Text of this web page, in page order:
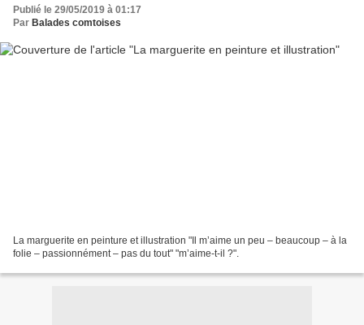
Publié le 29/05/2019 à 01:17
Par Balades comtoises
La marguerite en peinture et illustration "Il m’aime un peu – beaucoup – à la
folie – passionnément – pas du tout" "m’aime-t-il ?".